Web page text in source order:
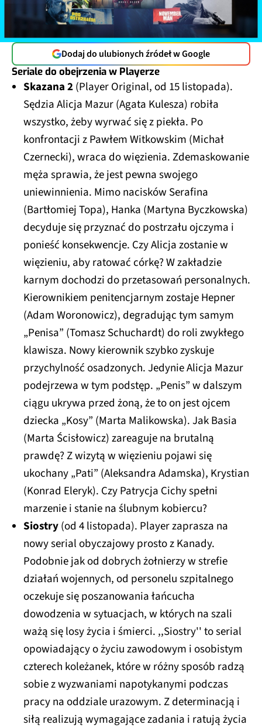
Dodaj do ulubionych źródeł w Google
Seriale do obejrzenia w Playerze
Skazana 2(Player Original, od 15 listopada).
Sędzia Alicja Mazur (Agata Kulesza) robiła
wszystko, żeby wyrwać się z piekła. Po
konfrontacji z Pawłem Witkowskim (Michał
Czernecki), wraca do więzienia. Zdemaskowanie
męża sprawia, że jest pewna swojego
uniewinnienia. Mimo nacisków Serafina
(Bartłomiej Topa), Hanka (Martyna Byczkowska)
decyduje się przyznać do postrzału ojczyma i
ponieść konsekwencje. Czy Alicja zostanie w
więzieniu, aby ratować córkę? W zakładzie
karnym dochodzi do przetasowań personalnych.
Kierownikiem penitencjarnym zostaje Hepner
(Adam Woronowicz), degradując tym samym
„Penisa” (Tomasz Schuchardt) do roli zwykłego
klawisza. Nowy kierownik szybko zyskuje
przychylność osadzonych. Jedynie Alicja Mazur
podejrzewa w tym podstęp. „Penis” w dalszym
ciągu ukrywa przed żoną, że to on jest ojcem
dziecka „Kosy” (Marta Malikowska). Jak Basia
(Marta Ścisłowicz) zareaguje na brutalną
prawdę? Z wizytą w więzieniu pojawi się
ukochany „Pati” (Aleksandra Adamska), Krystian
(Konrad Eleryk). Czy Patrycja Cichy spełni
marzenie i stanie na ślubnym kobiercu?
Siostry(od 4 listopada). Player zaprasza na
nowy serial obyczajowy prosto z Kanady.
Podobnie jak od dobrych żołnierzy w strefie
działań wojennych, od personelu szpitalnego
oczekuje się poszanowania łańcucha
dowodzenia w sytuacjach, w których na szali
ważą się losy życia i śmierci. ,,Siostry'' to serial
opowiadający o życiu zawodowym i osobistym
czterech koleżanek, które w różny sposób radzą
sobie z wyzwaniami napotykanymi podczas
pracy na oddziale urazowym. Z determinacją i
siłą realizują wymagające zadania i ratują życia